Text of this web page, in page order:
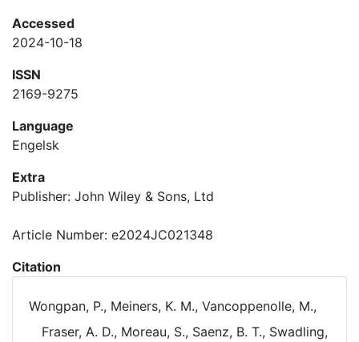
Accessed
2024-10-18
ISSN
2169-9275
Language
Engelsk
Extra
Publisher: John Wiley & Sons, Ltd
Article Number: e2024JC021348
Citation
Wongpan, P., Meiners, K. M., Vancoppenolle, M.,
Fraser, A. D., Moreau, S., Saenz, B. T., Swadling,